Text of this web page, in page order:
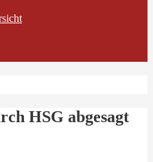
HSG abgesagt